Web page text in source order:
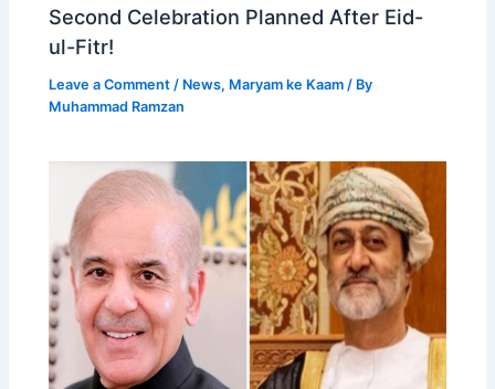
Second Celebration Planned After Eid-
ul-Fitr!
Leave a Comment / News, Maryam ke Kaam / By
Muhammad Ramzan